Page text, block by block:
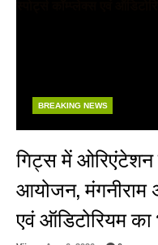
BREAKING NEWS
गिट्स में ओरिएंटेशन
आयोजन, मंगनीराम
एवं ऑडिटोरियम का